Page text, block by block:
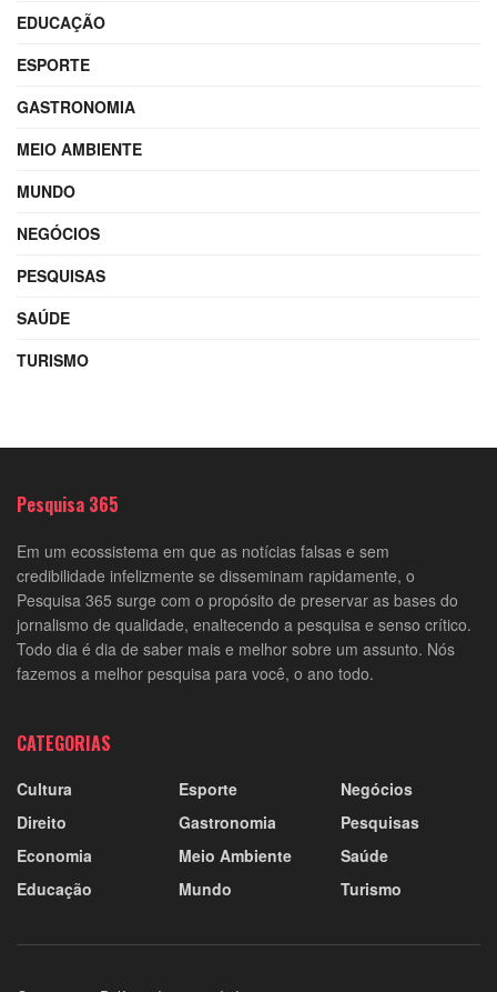
EDUCAÇÃO
ESPORTE
GASTRONOMIA
MEIO AMBIENTE
MUNDO
NEGÓCIOS
PESQUISAS
SAÚDE
TURISMO
Pesquisa 365
Em um ecossistema em que as notícias falsas e sem
credibilidade infelizmente se disseminam rapidamente, o
Pesquisa 365 surge com o propósito de preservar as bases do
jornalismo de qualidade, enaltecendo a pesquisa e senso crítico.
Todo dia é dia de saber mais e melhor sobre um assunto. Nós
fazemos a melhor pesquisa para você, o ano todo.
CATEGORIAS
Cultura
Direito
Economia
Educação
Esporte
Gastronomia
Meio Ambiente
Mundo
Negócios
Pesquisas
Saúde
Turismo